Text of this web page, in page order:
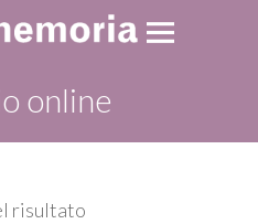
online
risultato